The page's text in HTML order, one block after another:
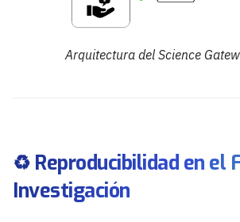
Arquitectura del Science
♻️ Reproducibilidad en el
Investigación